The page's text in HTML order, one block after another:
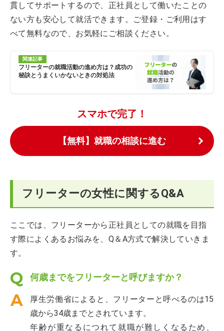
貫してサポートするので、正社員として働いたことの
ない方も安心して就活できます。ご登録・ご利用はす
べて無料なので、お気軽にご相談ください。
関連記事
フリーターの就職活動の進め方は？成功の
秘訣とうまくいかないときの対処法
スマホで完了！
【無料】就職の相談に進む
フリーターの女性に関するQ&A
ここでは、フリーターから正社員としての就職を目指
す際によくあるお悩みを、Q＆A方式で解決していきま
す。
何歳までをフリーターと呼びますか？
厚生労働省によると、フリーターと呼べるのは15
歳から34歳までとされています。
年齢が重なるにつれて就職が難しくなるため、